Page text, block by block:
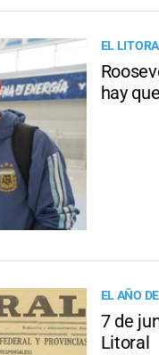
EL
hay
EL AÑO
7 de
Litoral